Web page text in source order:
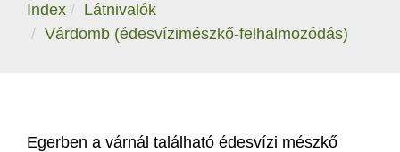
Index
Látnivalók
Várdomb (édesvízimészkő-felhalmozódás)
Egerben a várnál található édesvízi mészkő